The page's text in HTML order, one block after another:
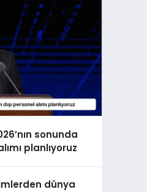
sonunda
planlıyoruz
dünya